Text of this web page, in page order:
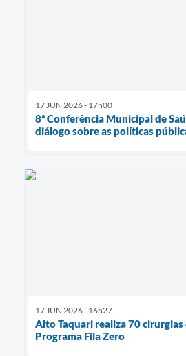
17 JUN 2026 - 17h00
8ª Conferência Municipal de
diálogo sobre as políticas
17 JUN 2026 - 16h27
Alto Taquari realiza 70
Programa Fila Zero